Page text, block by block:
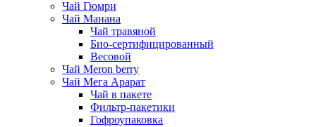
Чай Гюмри
Чай Манана
Чай травяной
Био-сертифицированный
Весовой
Чай Meron berry
Чай Мега Арарат
Чай в пакете
Фильтр-пакетики
Гофроупаковка